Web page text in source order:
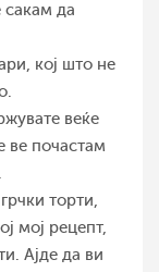
сакам да
кој што не
веќе
ве почастам
торти,
мој рецепт,
Ајде да ви